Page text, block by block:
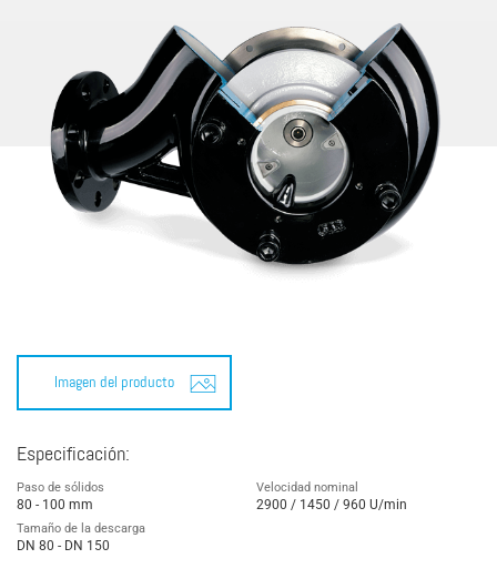
Imagen del producto
Especificación:
Paso de sólidos
80 - 100 mm
Tamaño de la descarga
DN 80 - DN 150
Velocidad nominal
2900 / 1450 / 960 U/min